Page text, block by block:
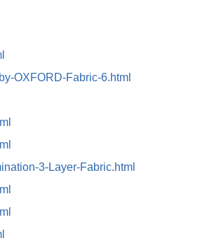
OXFORD-Fabric-6.html
3-Layer-Fabric.html